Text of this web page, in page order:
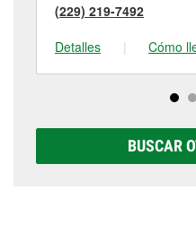
(229) 219-7492
Detalles
| Cómo
BUSCAR